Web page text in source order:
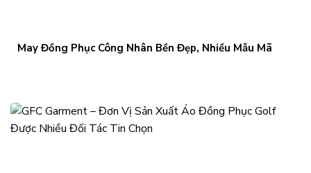
May Đồng Phục Công Nhân Bền Đẹp, Nhiều Mẫu Mã